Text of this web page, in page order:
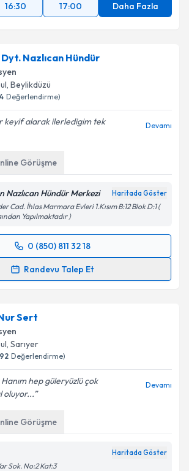
16:30 17:00 Daha Fazla
Nazlıcan Hündür
, Beylikdüzü
Değerlendirme)
keyif alarak ilerledigim tek
Devamı
Görüşme
Nazlıcan Hündür Merkezi Haritada Göster
Cad. İhlas Marmara Evleri 1.Kısım B:12 Blok D:1 (
Yapılmaktadır )
0 (850) 811 32 18
Randevu Talep Et
Talebi
hazırlandığında e-posta ile
okudum ve kişisel verilerimin belirtilen
Sert
, Sarıyer
Değerlendirme)
hep güleryüzlü çok
oluyor...
Devamı
Görüşme
Haritada Göster
Sok. No:2 Kat:3